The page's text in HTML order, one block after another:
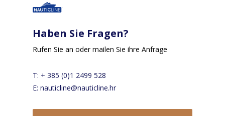
Haben Sie Fragen?
Rufen Sie an oder mailen Sie ihre Anfrage
T: + 385 (0)1 2499 528
E: nauticline@nauticline.hr